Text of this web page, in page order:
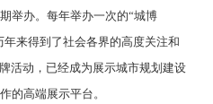
举办。每年举办一次的“城博
来得到了社会各界的高度关注和
活动，已经成为展示城市规划建设
的高端展示平台。